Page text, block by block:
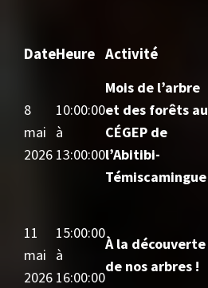
DateHeure Activité
8
mai
2026
10:00:00
à
13:00:00
Mois de l’arbre
et des forêts au
CÉGEP de
l’Abitibi-
Témiscamingue
11
mai
2026
15:00:00
à
16:00:00
À la découverte
de nos arbres !